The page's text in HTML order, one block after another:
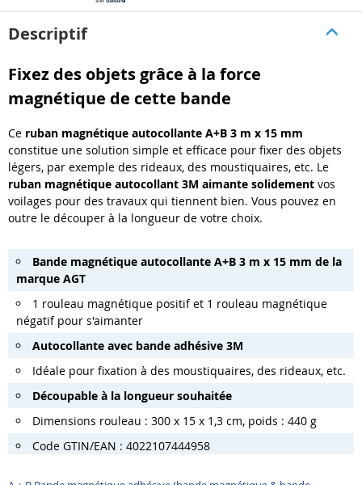
Descriptif
Fixez des objets grâce à la force
magnétique de cette bande
Ce ruban magnétique autocollante A+B 3 m x 15 mm
constitue une solution simple et efficace pour fixer des objets
légers, par exemple des rideaux, des moustiquaires, etc. Le
ruban magnétique autocollant 3M aimante solidement vos
voilages pour des travaux qui tiennent bien. Vous pouvez en
outre le découper à la longueur de votre choix.
Bande magnétique autocollante A+B 3 m x 15 mm de la
marque AGT
1 rouleau magnétique positif et 1 rouleau magnétique
négatif pour s'aimanter
Autocollante avec bande adhésive 3M
Idéale pour fixation à des moustiquaires, des rideaux, etc.
Découpable à la longueur souhaitée
Dimensions rouleau : 300 x 15 x 1,3 cm, poids : 440 g
Code GTIN/EAN : 4022107444958